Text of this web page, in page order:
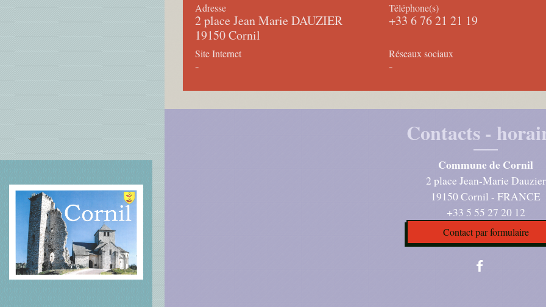
Adresse
2 place Jean Marie DAUZIER
19150 Cornil
Téléphone(s)
+33 6 76 21 21 19
Site Internet
-
Réseaux sociaux
-
Contacts -
Commune de Cornil
2 place Jean-Marie Dauzier
19150 Cornil - FRANCE
+33 5 55 27 20 12
Contact par formulaire